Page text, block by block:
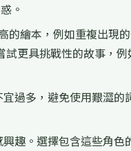
。
的繪本，例如重複出現
更具挑戰性的故事，
過多，避免使用艱澀的
趣。選擇包含這些角色